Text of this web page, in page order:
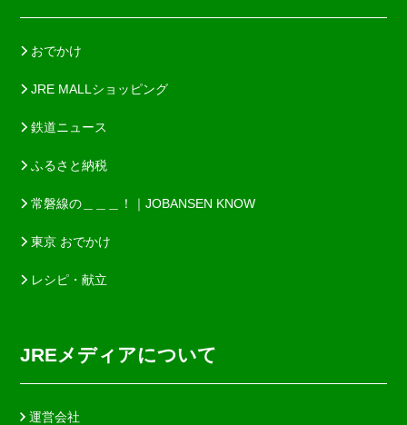
おでかけ
JRE MALLショッピング
鉄道ニュース
ふるさと納税
常磐線の＿＿＿！｜JOBANSEN KNOW
東京 おでかけ
レシピ・献立
JREメディアについて
運営会社